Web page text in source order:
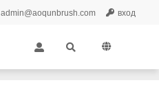
admin@aoqunbrush.com вход